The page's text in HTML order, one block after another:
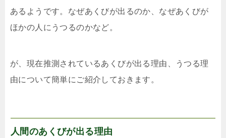
あるようです。なぜあくびが出るのか、なぜあくびが
ほかの人にうつるのかなど。
が、現在推測されているあくびが出る理由、うつる理
由について簡単にご紹介しておきます。
人間のあくびが出る理由